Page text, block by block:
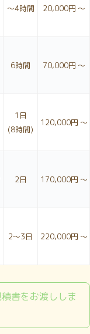
～4時間 20,000円 ～
6時間 70,000円 ～
1日
(8時間)
120,000円 ～
2日 170,000円 ～
2〜3日 220,000円 ～
書をお渡ししま